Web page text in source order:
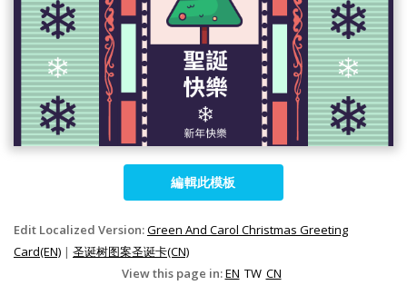
編輯此模板
Edit Localized Version:Green And Carol Christmas Greeting
Card(EN) | 圣诞树图案圣诞卡(CN)
View this page in:EN TW CN